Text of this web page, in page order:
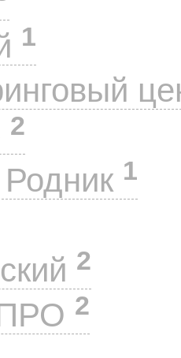
1
2
1
2
2